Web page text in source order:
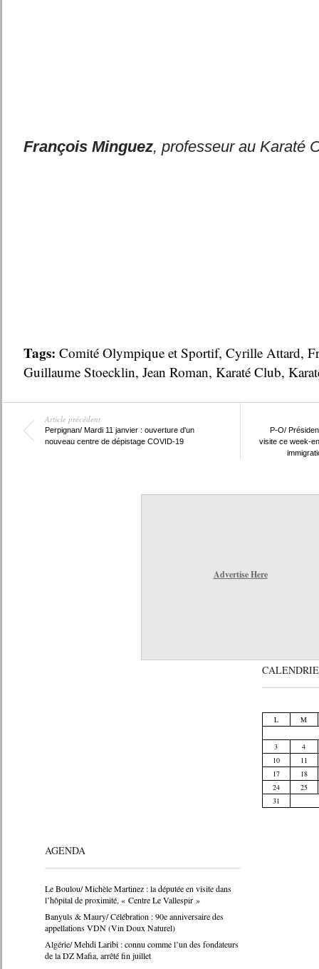
François Minguez, professeur au Karaté
Tags: Comité Olympique et Sportif, Cyrille Attard,
Guillaume Stoecklin, Jean Roman, Karaté Club,
Article précédent
Perpignan/ Mardi 11 janvier : ouverture d'un
nouveau centre de dépistage COVID-19
P-O/
visite ce week-
Advertise Here
L M
3
4
10
11
17
18
24
25
31
AGENDA
Le Boulou/ Michèle Martinez : la députée en visite dans
l’hôpital de proximité, « Centre Le Vallespir »
Banyuls & Maury/ Célébration : 90e anniversaire des
appellations VDN (Vin Doux Naturel)
Algérie/ Mehdi Laribi : connu comme l’un des fondateurs
de la DZ Mafia, arrêté fin juillet